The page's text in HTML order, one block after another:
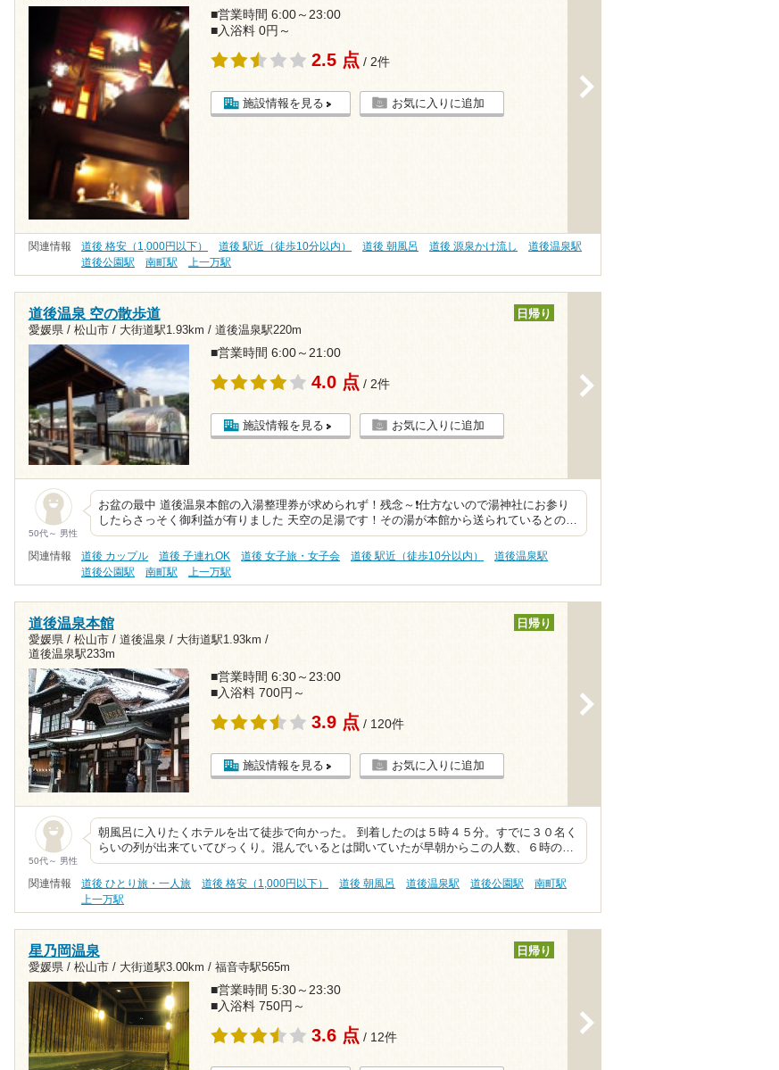
■営業時間 6:00～23:00
■入浴料 0円～
2.5 点 / 2件
施設情報を見る お気に入りに追加
関連情報 道後 格安（1,000円以下） 道後 駅近（徒歩10分以内） 道後 朝風呂 道後 源泉かけ流し
道後温泉駅
道後公園駅
南町駅 上一万駅
道後温泉 空の散歩道
愛媛県 / 松山市 / 大街道駅1.93km / 道後温泉駅220m
日帰り
■営業時間 6:00～21:00
4.0 点 / 2件
施設情報を見る お気に入りに追加
50代～ 男性
お盆の最中 道後温泉本館の入湯整理券が求められず！残念～❗仕方ないので湯神社にお参り
したらさっそく御利益が有りました 天空の足湯です！その湯が本館から送られているとの…
関連情報 道後 カップル 道後 子連れOK 道後 女子旅・女子会 道後 駅近（徒歩10分以内）
道後温泉駅
道後公園駅
南町駅 上一万駅
道後温泉本館
愛媛県 / 松山市 / 道後温泉 / 大街道駅1.93km /
道後温泉駅233m
日帰り
■営業時間 6:30～23:00
■入浴料 700円～
3.9 点 / 120件
施設情報を見る お気に入りに追加
50代～ 男性
朝風呂に入りたくホテルを出て徒歩で向かった。 到着したのは５時４５分。すでに３０名く
らいの列が出来ていてびっくり。混んでいるとは聞いていたが早朝からこの人数、６時の…
関連情報 道後 ひとり旅・一人旅 道後 格安（1,000円以下） 道後 朝風呂 道後温泉駅 道後公園駅
南町駅
上一万駅
星乃岡温泉
愛媛県 / 松山市 / 大街道駅3.00km / 福音寺駅565m
日帰り
■営業時間 5:30～23:30
■入浴料 750円～
3.6 点 / 12件